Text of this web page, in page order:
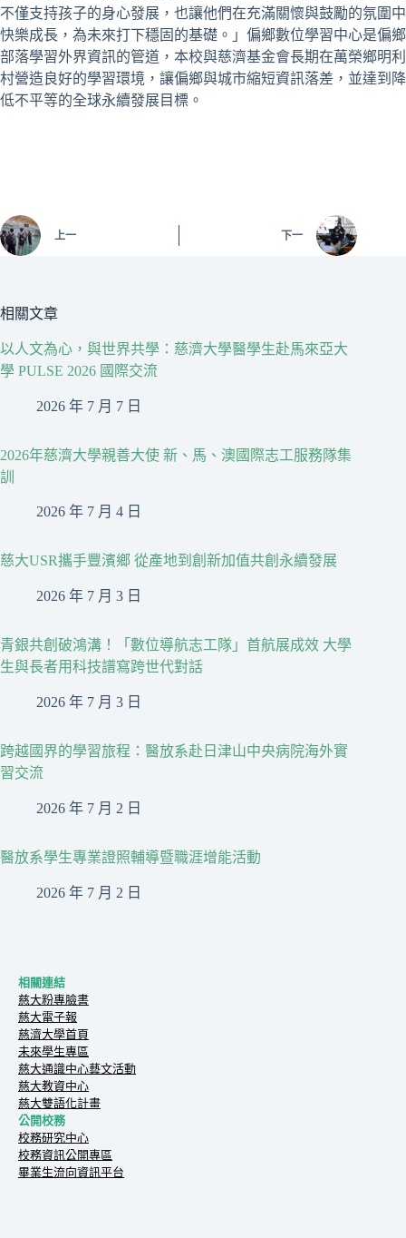
不僅支持孩子的身心發展，也讓他們在充滿關懷與鼓勵的氛圍中
快樂成長，為未來打下穩固的基礎。」偏鄉數位學習中心是偏鄉
部落學習外界資訊的管道，本校與慈濟基金會長期在萬榮鄉明利
村營造良好的學習環境，讓偏鄉與城市縮短資訊落差，並達到降
低不平等的全球永續發展目標。
上一 下一
相關文章
以人文為心，與世界共學：慈濟大學醫學生赴馬來亞大
學 PULSE 2026 國際交流
2026 年 7 月 7 日
2026年慈濟大學親善大使 新、馬、澳國際志工服務隊集
訓
2026 年 7 月 4 日
慈大USR攜手豐濱鄉 從產地到創新加值共創永續發展
2026 年 7 月 3 日
青銀共創破鴻溝！「數位導航志工隊」首航展成效 大學
生與長者用科技譜寫跨世代對話
2026 年 7 月 3 日
跨越國界的學習旅程：醫放系赴日津山中央病院海外實
習交流
2026 年 7 月 2 日
醫放系學生專業證照輔導暨職涯增能活動
2026 年 7 月 2 日
相關連結
慈大粉專臉書
慈大電子報
慈濟大學首頁
未來學生專區
慈大通識中心藝文活動
慈大教資中心
慈大雙語化計畫
公開校務
校務研究中心
校務資訊公開專區
畢業生流向資訊平台